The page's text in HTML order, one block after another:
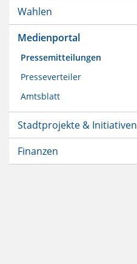
Wahlen
Medienportal
Pressemitteilungen
Presseverteiler
Amtsblatt
Stadtprojekte & Initiativen
Finanzen